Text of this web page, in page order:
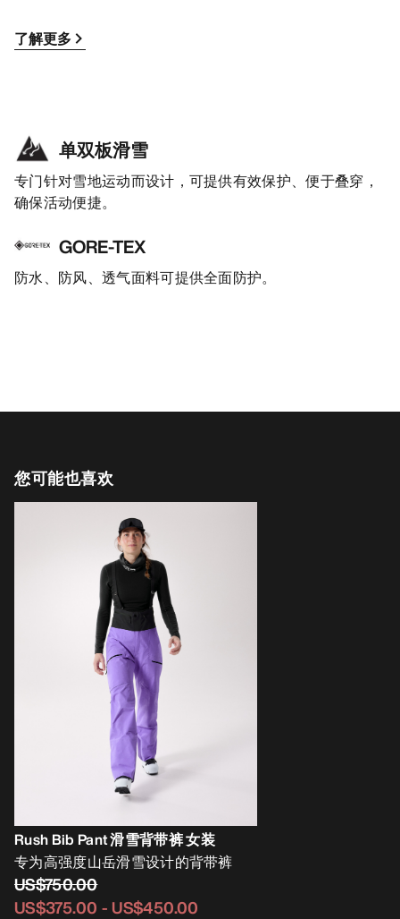
了解更多
单双板滑雪
专门针对雪地运动而设计，可提供有效保护、便于叠穿，
确保活动便捷。
GORE-TEX
防水、防风、透气面料可提供全面防护。
您可能也喜欢
Rush Bib Pant 滑雪背带裤 女装
专为高强度山岳滑雪设计的背带裤
US$750.00
US$375.00 -US$450.00